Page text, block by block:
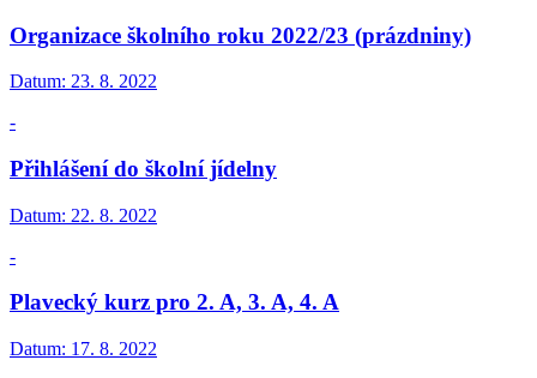
Organizace školního roku 2022/23 (prázdniny)
Datum: 23. 8. 2022
-
Přihlášení do školní jídelny
Datum: 22. 8. 2022
-
Plavecký kurz pro 2. A, 3. A, 4. A
Datum: 17. 8. 2022